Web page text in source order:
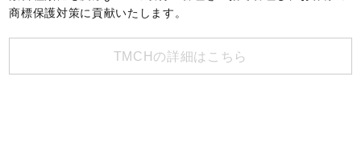
商標保護対策に貢献いたします。
TMCHの詳細はこちら